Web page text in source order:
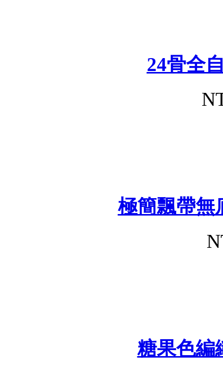
24骨全
極簡飄帶無
糖果色編